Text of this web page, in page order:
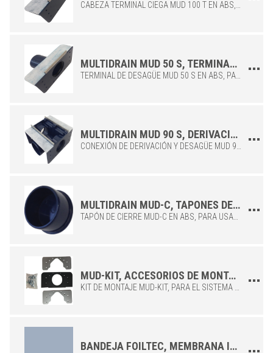
/
B (mm)
Art.
MUD 1500 LIL
MUD 1500 HISM
MULTIDRAIN MUD 50 S, TERMINAL DE DESCARGA PARA COMBINAR CON LA CANALETA DE DRENAJE PARA EXTERIORES MULTIDRAIN MUD.
MULTIDRAIN MUD 90 S, DERIVACIÓN Y CONEXIÓN DE DESCARGA PARA COMBINAR CON LA CANALETA DE DRENAJE PARA EXTERIORES MULTIDRAIN MUD.
MULTIDRAIN MUD-C, TAPONES DE CIERRE PARA COMBINAR CON LA CANALETA DE DRENAJE PARA EXTERIORES MULTIDRAIN MUD.
MUD-KIT, ACCESORIOS DE MONTAJE PARA EL SISTEMA MULTIDRAIN MUD.
BANDEJA FOILTEC, MEMBRANA IMPERMEABILIZANTE EN ROLLO.